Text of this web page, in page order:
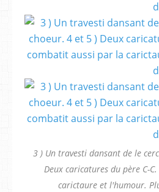
3 ) Un travesti dansant de le
Deux caricatures du père C-
carictaure et l'humour.